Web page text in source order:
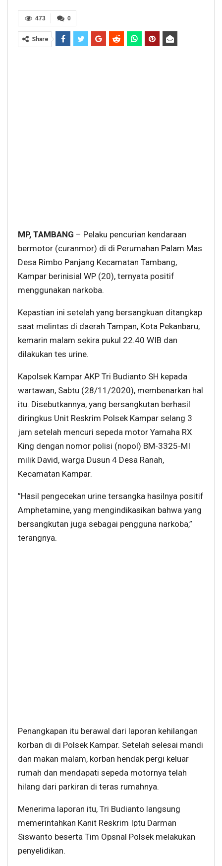
0
473
Share
MP, TAMBANG – Pelaku pencurian kendaraan
bermotor (curanmor) di di Perumahan Palam Mas
Desa Rimbo Panjang Kecamatan Tambang,
Kampar berinisial WP (20), ternyata positif
menggunakan narkoba.
Kepastian ini setelah yang bersangkuan ditangkap
saat melintas di daerah Tampan, Kota Pekanbaru,
kemarin malam sekira pukul 22.40 WIB dan
dilakukan tes urine.
Kapolsek Kampar AKP Tri Budianto SH kepada
wartawan, Sabtu (28/11/2020), membenarkan hal
itu. Disebutkannya, yang bersangkutan berhasil
diringkus Unit Reskrim Polsek Kampar selang 3
jam setelah mencuri sepeda motor Yamaha RX
King dengan nomor polisi (nopol) BM-3325-MI
milik David, warga Dusun 4 Desa Ranah,
Kecamatan Kampar.
”Hasil pengecekan urine tersangka hasilnya positif
Amphetamine, yang mengindikasikan bahwa yang
bersangkutan juga sebagai pengguna narkoba,”
terangnya.
Penangkapan itu berawal dari laporan kehilangan
korban di di Polsek Kampar. Setelah selesai mandi
dan makan malam, korban hendak pergi keluar
rumah dan mendapati sepeda motornya telah
hilang dari parkiran di teras rumahnya.
Menerima laporan itu, Tri Budianto langsung
memerintahkan Kanit Reskrim Iptu Darman
Siswanto beserta Tim Opsnal Polsek melakukan
penyelidikan.